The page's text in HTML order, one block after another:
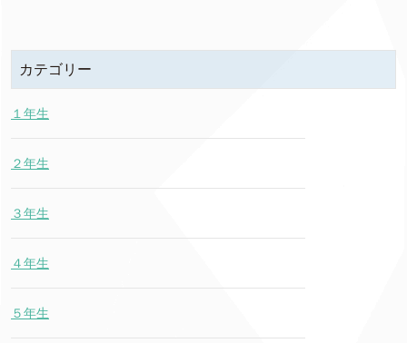
カテゴリー
１年生
２年生
３年生
４年生
５年生